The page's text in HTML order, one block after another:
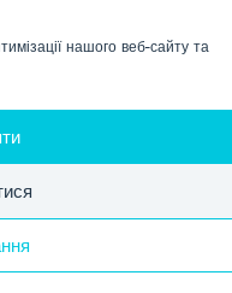
нашого веб-сайту та